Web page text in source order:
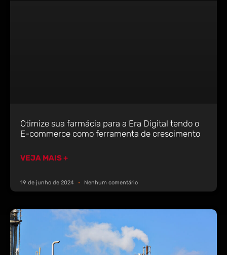
Otimize sua farmácia para a Era Digital tendo o
E-commerce como ferramenta de crescimento
VEJA MAIS +
19 de junho de 2024 Nenhum comentário